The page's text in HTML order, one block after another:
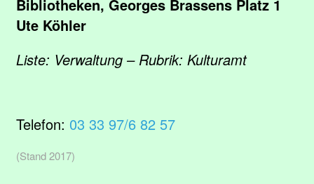
Bibliotheken, Georges Brassens Platz 1
Ute Köhler
Liste: Verwaltung – Rubrik: Kulturamt
Telefon: 03 33 97/6 82 57
(Stand 2017)